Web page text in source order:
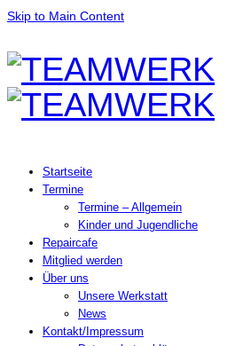
Skip to Main Content
Startseite
Termine
Termine – Allgemein
Kinder und Jugendliche
Repaircafe
Mitglied werden
Über uns
Unsere Werkstatt
News
Kontakt/Impressum